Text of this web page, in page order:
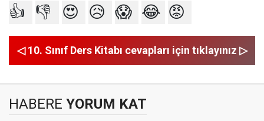
👍 👎 😍 😥 😱 😂 😡
◁ 10. Sınıf Ders Kitabı cevapları için tıklayınız ▷
HABERE YORUM KAT